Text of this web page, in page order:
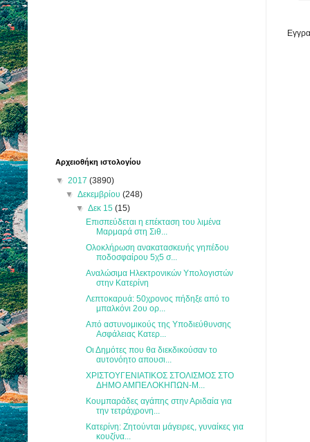
Αρχειοθήκη ιστολογίου
▼ 2017 (3890)
▼Δεκεμβρίου(248)
▼ Δεκ 15 (15)
Επισπεύδεται η επέκταση του λιμένα
Μαρμαρά στη Σιθ...
Ολοκλήρωση ανακατασκευής γηπέδου
ποδοσφαίρου 5χ5 σ...
Αναλώσιμα Ηλεκτρονικών Υπολογιστών
στην Κατερίνη
Λεπτοκαρυά: 50χρονος πήδηξε από το
μπαλκόνι 2ου ορ...
Από αστυνομικούς της Υποδιεύθυνσης
Ασφάλειας Κατερ...
Οι Δημότες που θα διεκδικούσαν το
αυτονόητο απουσι...
ΧΡΙΣΤΟΥΓΕΝΙΑΤΙΚΟΣ ΣΤΟΛΙΣΜΟΣ ΣΤΟ
ΔΗΜΟ ΑΜΠΕΛΟΚΗΠΩΝ-Μ...
Κουμπαράδες αγάπης στην Αριδαία για
την τετράχρονη...
Κατερίνη: Ζητούνται μάγειρες, γυναίκες για
κουζίνα...